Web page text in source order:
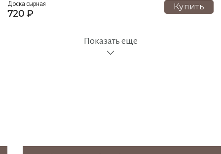
Доска сырная
720 ₽
Купить
Показать еще